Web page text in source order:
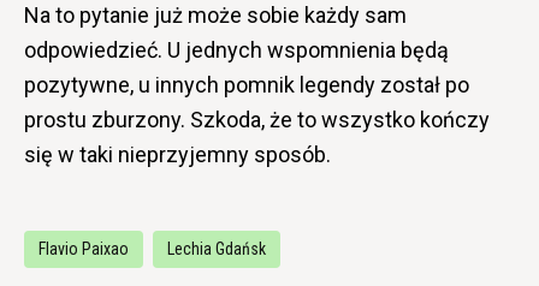
Na to pytanie już może sobie każdy sam
odpowiedzieć. U jednych wspomnienia będą
pozytywne, u innych pomnik legendy został po
prostu zburzony. Szkoda, że to wszystko kończy
się w taki nieprzyjemny sposób.
Flavio Paixao Lechia Gdańsk